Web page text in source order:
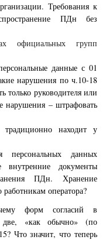
Требования к
ПДн без
официальных групп
данные с 01
нарушения по ч.10-18
только руководителя или
нарушения – штрафовать
традиционно находит у
персональных данных
документы
ПДн. Хранение
оператора?
форм согласий в
«как обычно» (по
Что значит, что теперь